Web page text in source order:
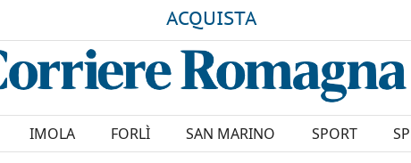
ACQUISTA
IMOLA FORLÌ SAN MARINO SPORT